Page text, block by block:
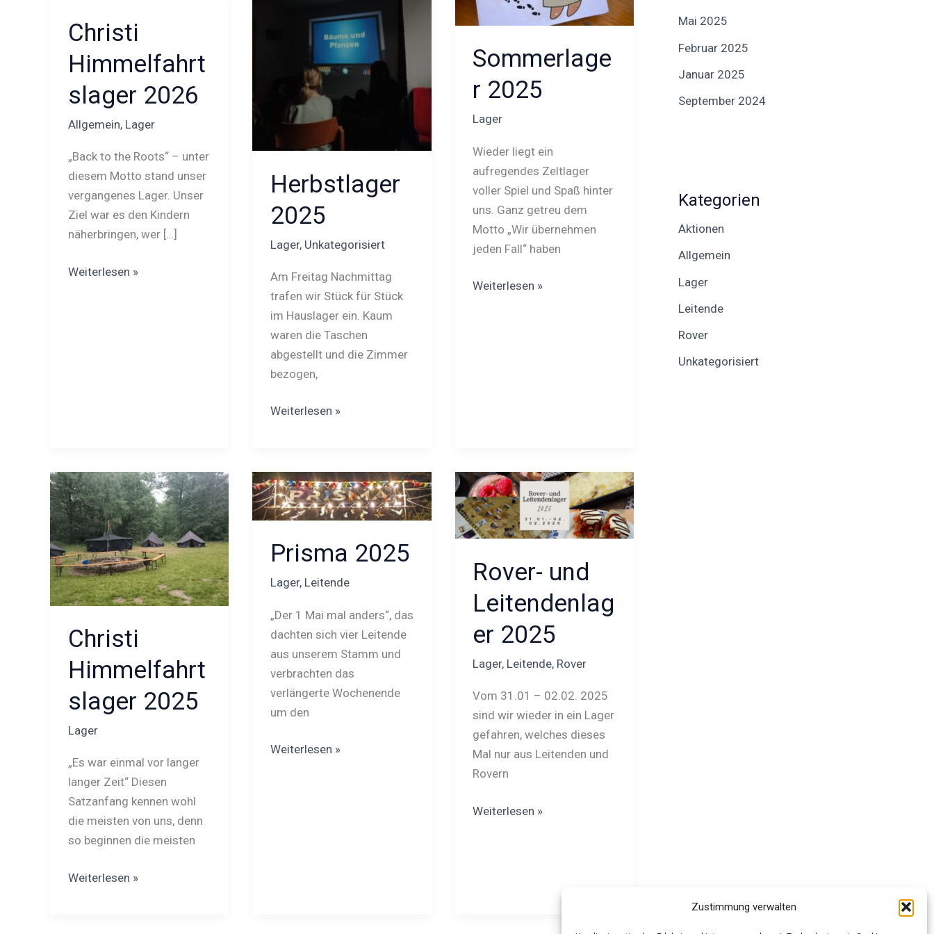
Zustimmung verwalten
Christi
Himmelfahrt
slager 2026
Allgemein, Lager
„Back to the Roots“ – unter
diesem Motto stand unser
vergangenes Lager. Unser
Ziel war es den Kindern
näherbringen, wer […]
Weiterlesen »
Herbstlager
2025
Lager, Unkategorisiert
Am Freitag Nachmittag
trafen wir Stück für Stück
im Hauslager ein. Kaum
waren die Taschen
abgestellt und die Zimmer
bezogen,
Weiterlesen »
Sommerlage
r 2025
Lager
Wieder liegt ein
aufregendes Zeltlager
voller Spiel und Spaß hinter
uns. Ganz getreu dem
Motto „Wir übernehmen
jeden Fall“ haben
Weiterlesen »
Christi
Himmelfahrt
slager 2025
Lager
„Es war einmal vor langer
langer Zeit“ Diesen
Satzanfang kennen wohl
die meisten von uns, denn
so beginnen die meisten
Christi
Himmelfahrtslager
2025
Weiterlesen »
Prisma 2025
Lager, Leitende
„Der 1 Mai mal anders“, das
dachten sich vier Leitende
aus unserem Stamm und
verbrachten das
verlängerte Wochenende
um den
Prisma
2025
Weiterlesen »
Rover- und
Leitendenlag
er 2025
Lager, Leitende, Rover
Vom 31.01 – 02.02. 2025
sind wir wieder in ein Lager
gefahren, welches dieses
Mal nur aus Leitenden und
Rovern
Rover-
und
Leitendenlager
2025
Weiterlesen »
Mai 2025
Februar 2025
Januar 2025
September 2024
Kategorien
Aktionen
Allgemein
Lager
Leitende
Rover
Unkategorisiert